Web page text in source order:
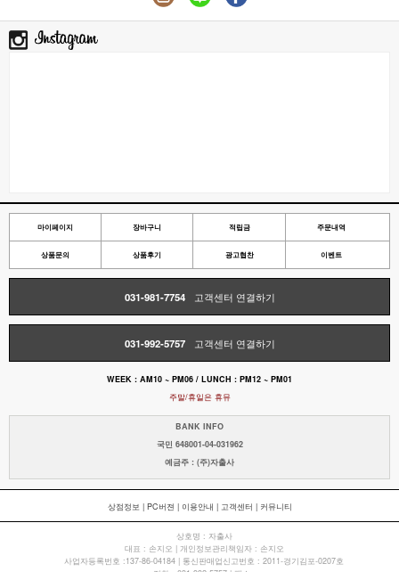
마이페이지 장바구니 적립금 주문내역
상품문의 상품후기 광고협찬 이벤트
031-981-7754 고객센터 연결하기
031-992-5757 고객센터 연결하기
WEEK : AM10 ~ PM06 / LUNCH : PM12 ~ PM01
주말/휴일은 휴뮤
BANK INFO
국민 648001-04-031962
예금주 : (주)자출사
상점정보 | PC버젼 | 이용안내 | 고객센터 | 커뮤니티
상호명 : 자출사
대표 : 손지오 | 개인정보관리책임자 : 손지오
사업자등록번호 :137-86-04184 | 통신판매업신고번호 : 2011-경기김포-0207호